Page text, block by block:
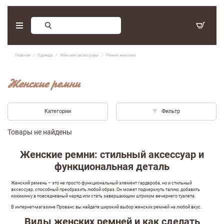
Главная Одежда Женские аксессуары Ремни женские
Женские ремни
Категории Фильтр
Товары не найдены
Женские ремни: стильный аксессуар и
функциональная деталь
Женский ремень – это не просто функциональный элемент гардероба, но и стильный
аксессуар, способный преобразить любой образ. Он может подчеркнуть талию, добавить
изюминку в повседневный наряд или стать завершающим штрихом вечернего туалета.
В интернет-магазине Прованс вы найдете широкий выбор женских ремней на любой вкус.
Виды женских ремней и как сделать
Заказ обратного звонка
(097) 416-90-33
(066) 339-07-15
Оставить отзыв